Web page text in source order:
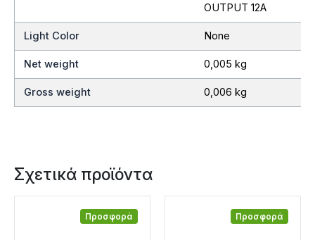
OUTPUT 12A
Light Color None
Net weight 0,005 kg
Gross weight 0,006 kg
Σχετικά προϊόντα
Προσφορά Προσφορά